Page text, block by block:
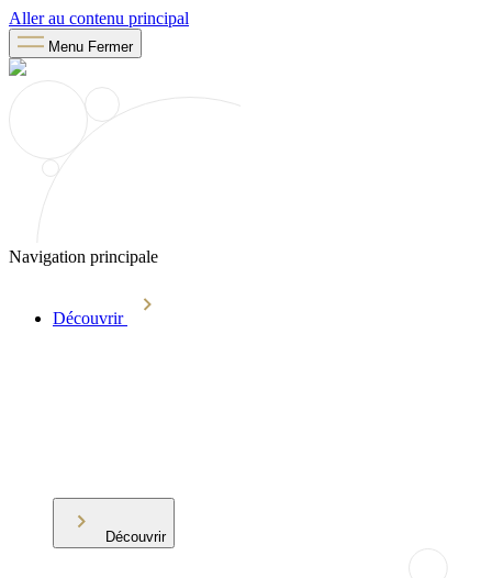
Aller au contenu principal
Menu Fermer
Navigation principale
Découvrir
Découvrir